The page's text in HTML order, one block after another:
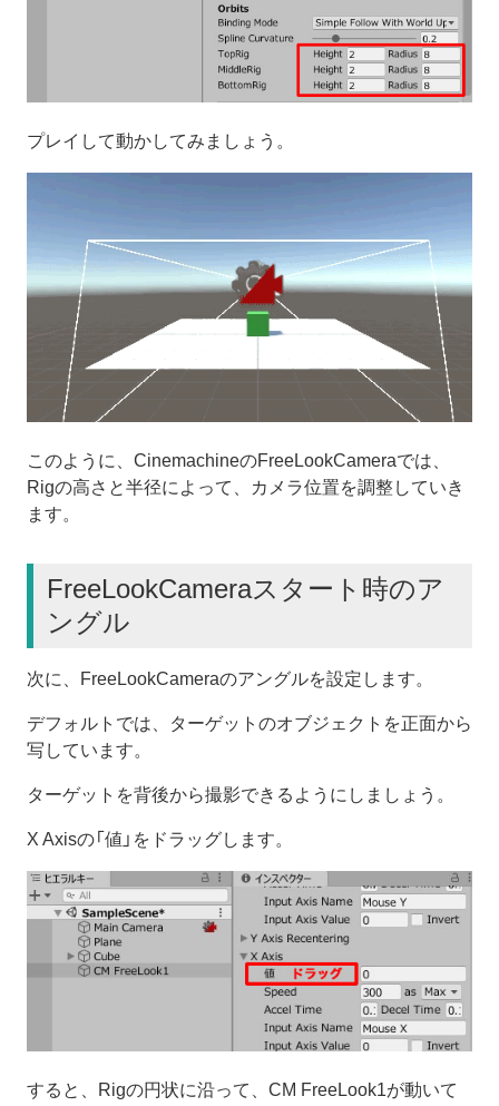
プレイして動かしてみましょう。
このように、CinemachineのFreeLookCameraでは、
Rigの高さと半径によって、カメラ位置を調整していき
ます。
FreeLookCameraスタート時のア
ングル
次に、FreeLookCameraのアングルを設定します。
デフォルトでは、ターゲットのオブジェクトを正面から
写しています。
ターゲットを背後から撮影できるようにしましょう。
X Axisの「値」をドラッグします。
すると、Rigの円状に沿って、CM FreeLook1が動いて